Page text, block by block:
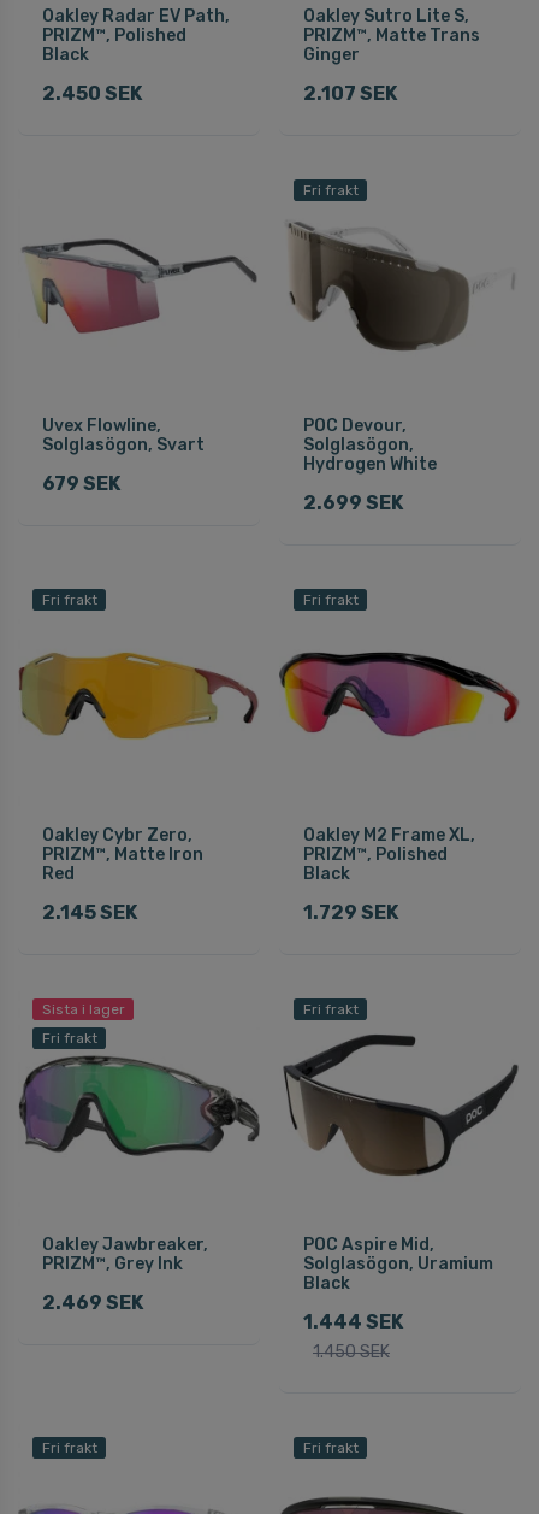
Oakley Radar EV Path,
PRIZM™, Polished
Black
2.450 SEK
Oakley Sutro Lite S,
PRIZM™, Matte Trans
Ginger
2.107 SEK
Uvex Flowline,
Solglasögon, Svart
679 SEK
Fri frakt
POC Devour,
Solglasögon,
Hydrogen White
2.699 SEK
Fri frakt
Oakley Cybr Zero,
PRIZM™, Matte Iron
Red
2.145 SEK
Fri frakt
Oakley M2 Frame XL,
PRIZM™, Polished
Black
1.729 SEK
Sista i lager
Fri frakt
Oakley Jawbreaker,
PRIZM™, Grey Ink
2.469 SEK
Fri frakt
POC Aspire Mid,
Solglasögon, Uramium
Black
1.444 SEK
1.450 SEK
Fri frakt Fri frakt